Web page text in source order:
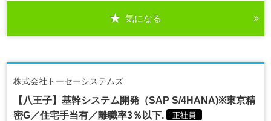
気になる
株式会社トーセーシステムズ
【八王子】基幹システム開発（SAP S/4HANA)※東京精
密G／住宅手当有／離職率3％以下.
正社員